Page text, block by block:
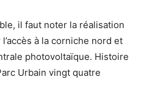
il faut noter la réalisation
à la corniche nord et
photovoltaïque. Histoire
Urbain vingt quatre